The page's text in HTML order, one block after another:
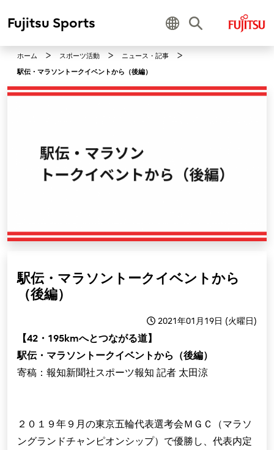
Fujitsu Sports
ホーム スポーツ活動
ニュース・記事
駅伝・マラソントークイベントから（後編）
駅伝・マラソントークイベントから
（後編）
2021年01月19日 (火曜日)
【42・195kmへとつながる道】
駅伝・マラソントークイベントから（後編）
寄稿：報知新聞社スポーツ報知 記者 太田涼
２０１９年９月の東京五輪代表選考会ＭＧＣ（マラソ
ングランドチャンピオンシップ）で優勝し、代表内定